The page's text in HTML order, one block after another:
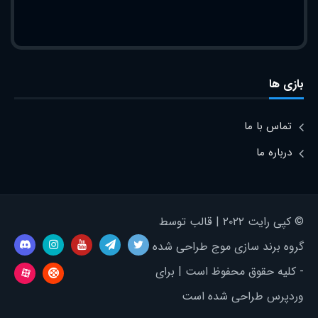
بازی ها
تماس با ما
درباره ما
© کپی رایت ۲۰۲۲ | قالب توسط
گروه برند سازی موج طراحی شده
- کلیه حقوق محفوظ است | برای
وردپرس طراحی شده است